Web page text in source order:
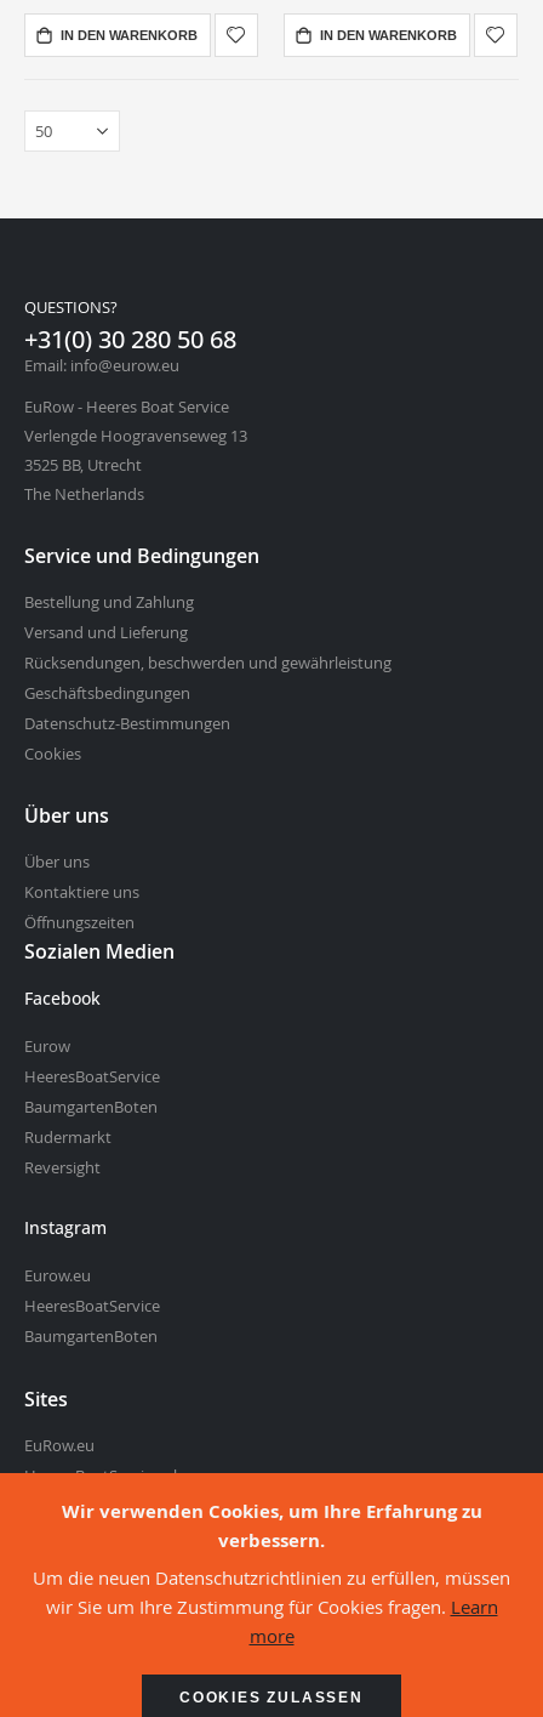
Wir verwenden Cookies, um Ihre Erfahrung zu
verbessern.
Um die neuen Datenschutzrichtlinien zu erfüllen, müssen
wir Sie um Ihre Zustimmung für Cookies fragen. Learn
moreabout cookies
COOKIES ZULASSEN
IN DEN WARENKORB IN DEN WARENKORB
QUESTIONS?
+31(0) 30 280 50 68
Email: info@eurow.eu
EuRow - Heeres Boat Service
Verlengde Hoogravenseweg 13
3525 BB, Utrecht
The Netherlands
Service und Bedingungen
Bestellung und Zahlung
Versand und Lieferung
Rücksendungen, beschwerden und gewährleistung
Geschäftsbedingungen
Datenschutz-Bestimmungen
Cookies
Über uns
Über uns
Kontaktiere uns
Öffnungszeiten
Sozialen Medien
Facebook
Eurow
HeeresBoatService
BaumgartenBoten
Rudermarkt
Reversight
Instagram
Eurow.eu
HeeresBoatService
BaumgartenBoten
Sites
EuRow.eu
HeeresBoatService.nl
BaumgartenBoten.nl
Reversight.de
©2026 - Eurow, webshop of Heeres Boat Service